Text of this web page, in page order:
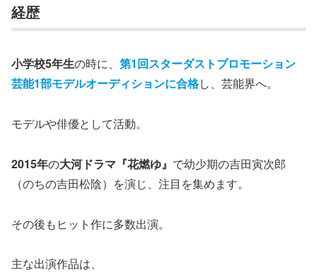
経歴
小学校5年生の時に、 第1回スターダストプロモーション
芸能1部モデルオーディションに合格し、芸能界へ。
モデルや俳優として活動。
2015年の大河ドラマ『花燃ゆ』 で幼少期の吉田寅次郎
（のちの吉田松陰）を演じ、注目を集めます。
その後もヒット作に多数出演。
主な出演作品は、